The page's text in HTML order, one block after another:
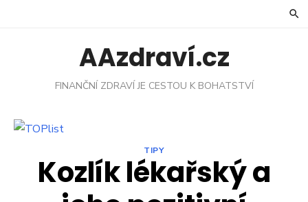
AAzdraví.cz
FINANČNÍ ZDRAVÍ JE CESTOU K BOHATSTVÍ
TIPY
Kozlík lékařský a